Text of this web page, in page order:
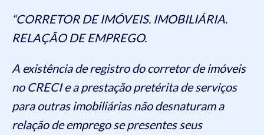
“CORRETOR DE IMÓVEIS. IMOBILIÁRIA.
RELAÇÃO DE EMPREGO.
A existência de registro do corretor de imóveis
no CRECI e a prestação pretérita de serviços
para outras imobiliárias não desnaturam a
relação de emprego se presentes seus